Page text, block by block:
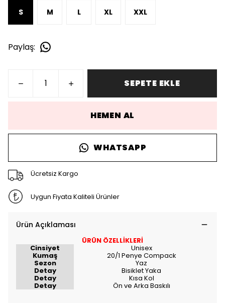
S M L XL XXL
Paylaş:
SEPETE EKLE
HEMEN AL
WHATSAPP
Ücretsiz Kargo
Uygun Fiyata Kaliteli Ürünler
Ürün Açıklaması
ÜRÜN ÖZELLİKLERİ
Cinsiyet Unisex
Kumaş 20/1 Penye Compack
Sezon Yaz
Detay Bisiklet Yaka
Detay Kısa Kol
Detay Ön ve Arka Baskılı